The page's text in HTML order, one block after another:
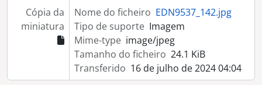
Cópia da
miniatura
Nome do ficheiro EDN9537_142.jpg
Tipo de suporte Imagem
Mime-type image/jpeg
Tamanho do ficheiro 24.1 KiB
Transferido 16 de julho de 2024 04:04